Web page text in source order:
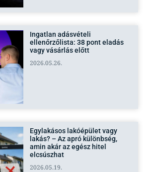
Ingatlan adásvételi
ellenőrzőlista: 38 pont eladás
vagy vásárlás előtt
2026.05.26.
Egylakásos lakóépület vagy
lakás? – Az apró különbség,
amin akár az egész hitel
elcsúszhat
2026.05.19.